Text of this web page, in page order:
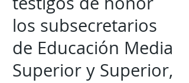
los subsecretarios
de Educación Media
Superior y Superior,